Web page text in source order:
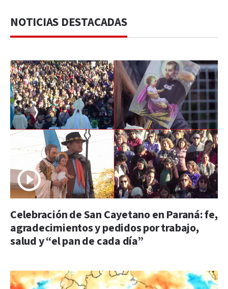
NOTICIAS DESTACADAS
Celebración de San Cayetano en Paraná: fe,
agradecimientos y pedidos por trabajo,
salud y “el pan de cada día”